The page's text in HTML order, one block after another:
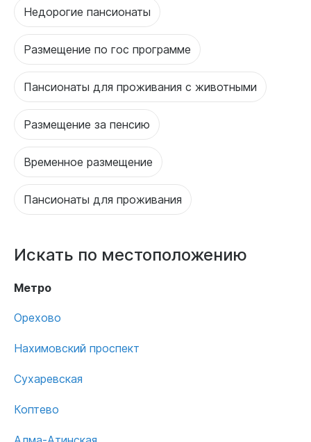
Недорогие пансионаты
Размещение по гос программе
Пансионаты для проживания с животными
Размещение за пенсию
Временное размещение
Пансионаты для проживания
Искать по местоположению
Метро
Орехово
Нахимовский проспект
Сухаревская
Коптево